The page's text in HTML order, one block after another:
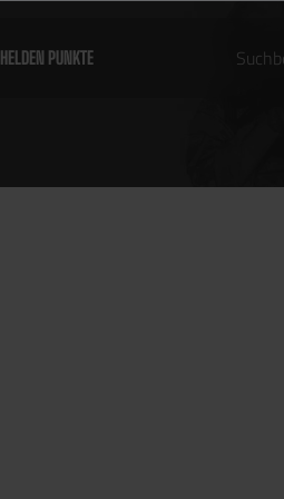
HELDEN PUNKTE